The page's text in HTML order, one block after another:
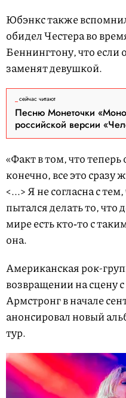
Юбэнкс также
обидел Честера во
Беннингтону, что если
заменят девушкой.
сейчас читают
Песню Монеточки
российской версии
«Факт в том, что
конечно, все это сразу
<...> Я не согласна с
пытался делать то, что
мире есть кто‑то с
она.
Американская рок-
возвращении на сцену
Армстронг в начале
анонсировал новый
тур.